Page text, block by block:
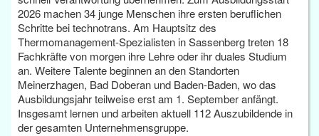
2026 machen 34 junge Menschen ihre ersten beruflichen
Schritte bei technotrans. Am Hauptsitz des
Thermomanagement-Spezialisten in Sassenberg treten 18
Fachkräfte von morgen ihre Lehre oder ihr duales Studium
an. Weitere Talente beginnen an den Standorten
Meinerzhagen, Bad Doberan und Baden-Baden, wo das
Ausbildungsjahr teilweise erst am 1. September anfängt.
Insgesamt lernen und arbeiten aktuell 112 Auszubildende in
der gesamten Unternehmensgruppe.